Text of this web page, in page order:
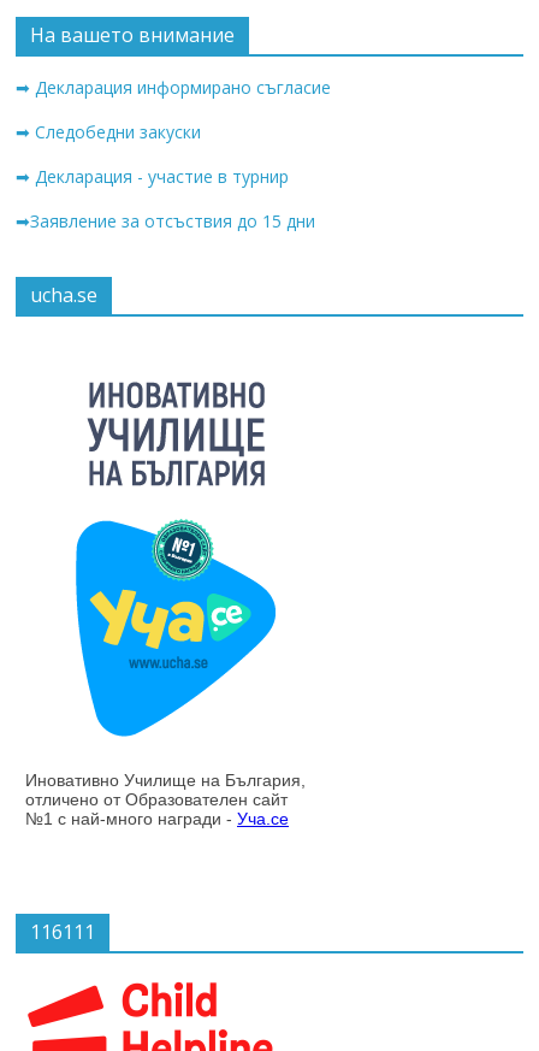
На вашето внимание
➡ Декларация информирано съгласие
➡ Следобедни закуски
➡ Декларация - участие в турнир
➡Заявление за отсъствия до 15 дни
ucha.se
116111